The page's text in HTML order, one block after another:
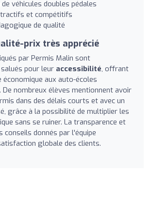
véhicules doubles pédales
et compétitifs
de qualité
prix très apprécié
par Permis Malin sont
pour leur accessibilité, offrant
aux auto-écoles
nombreux élèves mentionnent avoir
dans des délais courts et avec un
grâce à la possibilité de multiplier les
sans se ruiner. La transparence et
conseils donnés par l'équipe
globale des clients.